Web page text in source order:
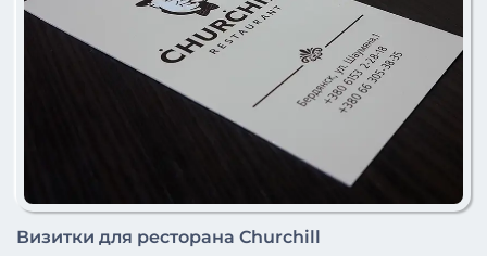
Визитки для ресторана Churchill